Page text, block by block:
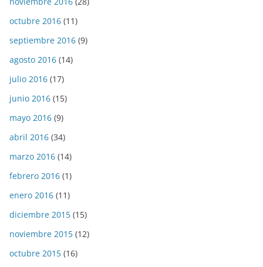
octubre 2016 (11)
septiembre 2016 (9)
agosto 2016 (14)
julio 2016 (17)
junio 2016 (15)
mayo 2016 (9)
abril 2016 (34)
marzo 2016 (14)
febrero 2016 (1)
enero 2016 (11)
diciembre 2015 (15)
noviembre 2015 (12)
octubre 2015 (16)